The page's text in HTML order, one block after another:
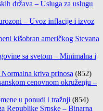
država – Usluga za uslugu
– Uvoz inflacije i izvoz
kišobran američkog Stevana
sa svetom – Minimalna i
kriva prinosa (852)
cenovnom okruženju –
u ponudi i tražnji (854)
Republike Srpske – Binarna